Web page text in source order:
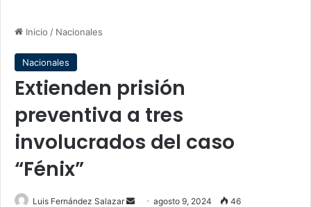
Inicio / Nacionales
Nacionales
Extienden prisión
preventiva a tres
involucrados del caso
“Fénix”
Luis Fernández Salazar
Sendagosto 9, 2024 46